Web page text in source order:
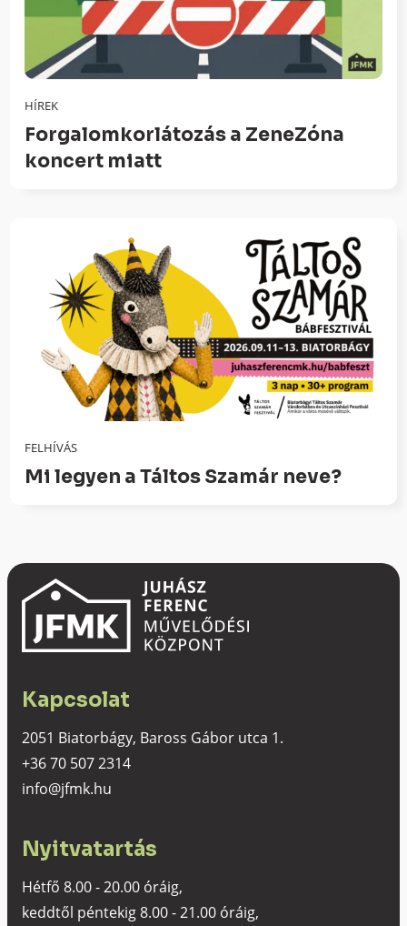
HÍREK
Forgalomkorlátozás a ZeneZóna
koncert miatt
FELHÍVÁS
Mi legyen a Táltos Szamár neve?
Kapcsolat
2051 Biatorbágy, Baross Gábor utca 1.
+36 70 507 2314
info@jfmk.hu
Nyitvatartás
Hétfő 8.00 - 20.00 óráig,
keddtől péntekig 8.00 - 21.00 óráig,